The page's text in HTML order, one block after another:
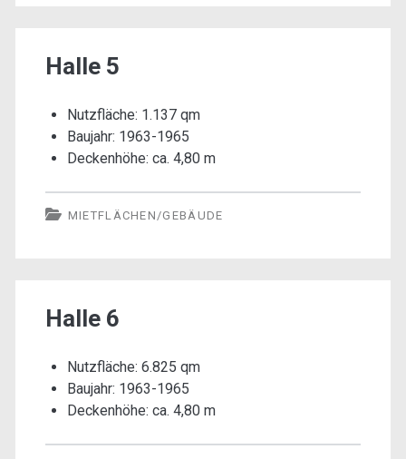
Halle 5
Nutzfläche: 1.137 qm
Baujahr: 1963-1965
Deckenhöhe: ca. 4,80 m
MIETFLÄCHEN/GEBÄUDE
Halle 6
Nutzfläche: 6.825 qm
Baujahr: 1963-1965
Deckenhöhe: ca. 4,80 m